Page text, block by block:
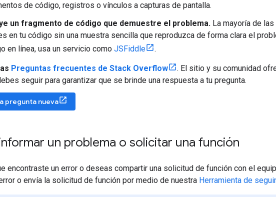
de código, registros o vínculos a capturas de pantalla.
un fragmento de código que demuestre el problema. La mayoría de
en tu código sin una muestra sencilla que reproduzca de forma clara el
en línea, usa un servicio como JSFiddle .
Preguntas frecuentes de Stack Overflow
. El sitio y su comunidad
seguir para garantizar que se brinde una respuesta a tu pregunta.
pregunta nueva
informar un problema o solicitar una función
encontraste un error o deseas compartir una solicitud de función con el
error o envía la solicitud de función por medio de nuestra Herramienta de